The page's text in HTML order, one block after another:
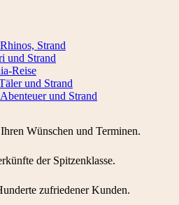
Strand
und Strand
Reise
und Strand
und Strand
Wünschen und Terminen.
der Spitzenklasse.
zufriedener Kunden.